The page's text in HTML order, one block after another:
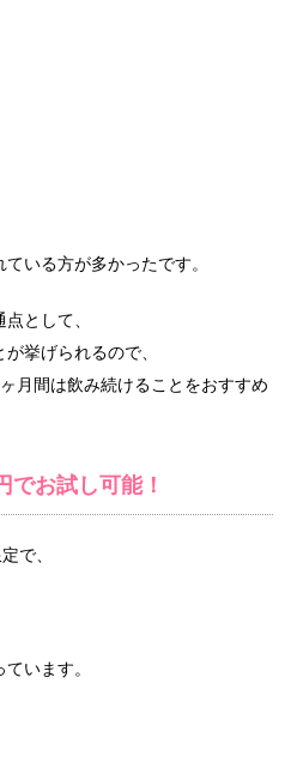
いる方が多かったです。
として、
挙げられるので、
月間は飲み続けることをおすすめ
でお試し可能！
で、
います。